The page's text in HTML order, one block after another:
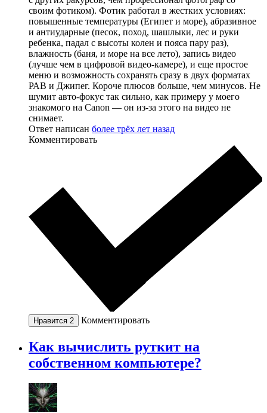
своим фотиком). Фотик работал в жестких условиях:
повышенные температуры (Египет и море), абразивное
и антиударные (песок, поход, шашлыки, лес и руки
ребенка, падал с высоты колен и пояса пару раз),
влажность (баня, и море на все лето), запись видео
(лучше чем в цифровой видео-камере), и еще простое
меню и возможность сохранять сразу в двух форматах
РАВ и Джипег. Короче плюсов больше, чем минусов. Не
шумит авто-фокус так сильно, как примеру у моего
знакомого на Canon — он из-за этого на видео не
снимает.
Ответ написан более трёх лет назад
Комментировать
Нравится 2 Комментировать
Как вычислить руткит на
собственном компьютере?